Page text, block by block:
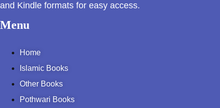
100%
and Kindle formats for easy access.
Menu
Home
Islamic Books
Other Books
Pothwari Books